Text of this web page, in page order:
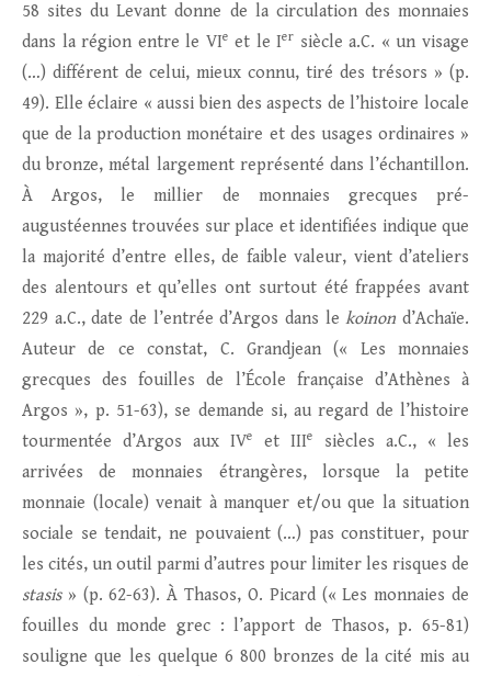
58 sites du Levant donne de la circulation des monnaies
dans la région entre le VIe et le Ier siècle a.C. « un visage
(…) différent de celui, mieux connu, tiré des trésors » (p.
49). Elle éclaire « aussi bien des aspects de l’histoire locale
que de la production monétaire et des usages ordinaires »
du bronze, métal largement représenté dans l’échantillon.
À Argos, le millier de monnaies grecques pré-
augustéennes trouvées sur place et identifiées indique que
la majorité d’entre elles, de faible valeur, vient d’ateliers
des alentours et qu’elles ont surtout été frappées avant
229 a.C., date de l’entrée d’Argos dans lekoinon d’Achaïe.
Auteur de ce constat, C. Grandjean (« Les monnaies
grecques des fouilles de l’École française d’Athènes à
Argos », p. 51-63), se demande si, au regard de l’histoire
tourmentée d’Argos aux IVe et IIIe
siècles a.C., « les
arrivées de monnaies étrangères, lorsque la petite
monnaie (locale) venait à manquer et/ou que la situation
sociale se tendait, ne pouvaient (…) pas constituer, pour
les cités, un outil parmi d’autres pour limiter les risques de
stasis» (p. 62-63). À Thasos, O. Picard (« Les monnaies de
fouilles du monde grec : l’apport de Thasos, p. 65-81)
souligne que les quelque 6 800 bronzes de la cité mis au